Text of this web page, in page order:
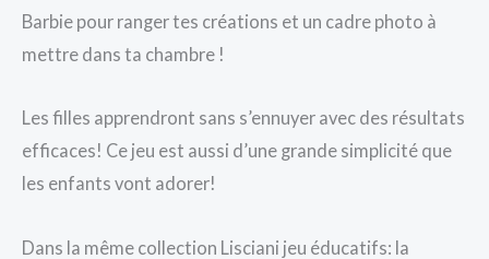
Barbie pour ranger tes créations et un cadre photo à
mettre dans ta chambre !
Les filles apprendront sans s’ennuyer avec des résultats
efficaces! Ce jeu est aussi d’une grande simplicité que
les enfants vont adorer!
Dans la même collection Lisciani jeu éducatifs: la